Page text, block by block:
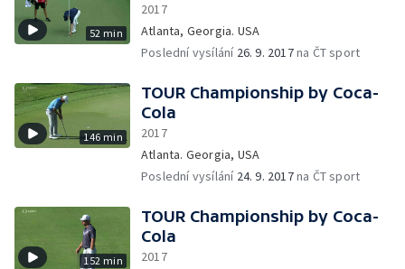
52 min
2017
Atlanta, Georgia. USA
Poslední vysílání 26. 9. 2017na ČT sport
146 min
TOUR Championship by Coca-
Cola
2017
Atlanta. Georgia, USA
Poslední vysílání 24. 9. 2017na ČT sport
152 min
TOUR Championship by Coca-
Cola
2017